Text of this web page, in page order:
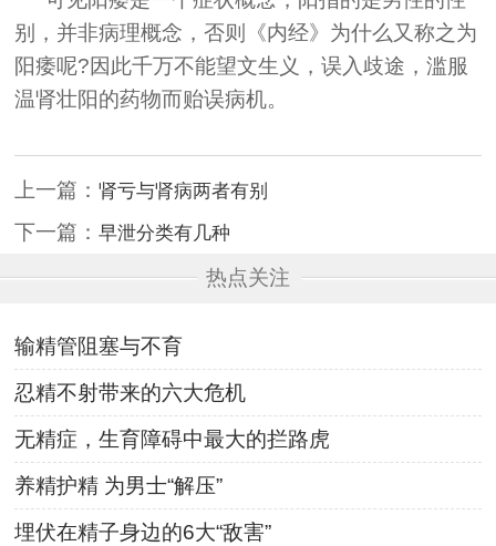
别，并非病理概念，否则《内经》为什么又称之为
阳痿呢?因此千万不能望文生义，误入歧途，滥服
温肾壮阳的药物而贻误病机。
上一篇：肾亏与肾病两者有别
下一篇：早泄分类有几种
热点关注
输精管阻塞与不育
忍精不射带来的六大危机
无精症，生育障碍中最大的拦路虎
养精护精 为男士“解压”
埋伏在精子身边的6大“敌害”